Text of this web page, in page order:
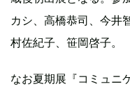
カシ、高橋恭司、今井
村佐紀子、笹岡啓子。
なお夏期展『コミュニ